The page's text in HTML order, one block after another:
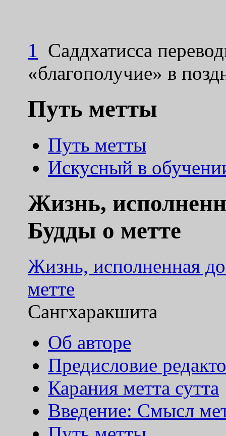
1 Саддхатисса
«благополучие» в
Путь метты
Путь метты
Искусный в
Жизнь,
Будды о метте
Жизнь, исполненная
метте
Сангхаракшита
Об авторе
Предисловие
Карания метта сутта
Введение: Смысл